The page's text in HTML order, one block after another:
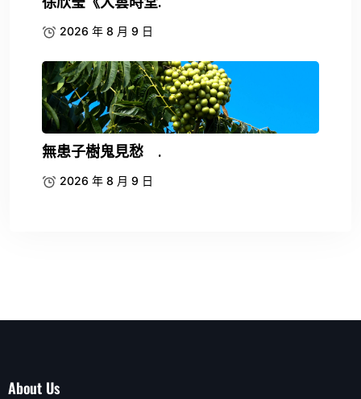
2026 年 8 月 9 日
無患子樹鬼見愁 .
2026 年 8 月 9 日
About Us